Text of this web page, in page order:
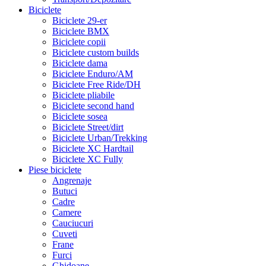
Biciclete
Biciclete 29-er
Biciclete BMX
Biciclete copii
Biciclete custom builds
Biciclete dama
Biciclete Enduro/AM
Biciclete Free Ride/DH
Biciclete pliabile
Biciclete second hand
Biciclete sosea
Biciclete Street/dirt
Biciclete Urban/Trekking
Biciclete XC Hardtail
Biciclete XC Fully
Piese biciclete
Angrenaje
Butuci
Cadre
Camere
Cauciucuri
Cuveti
Frane
Furci